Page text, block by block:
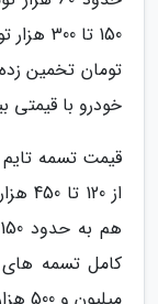
تومان تخمین
خودرو با قیمتی بیش از 500 هزار
از